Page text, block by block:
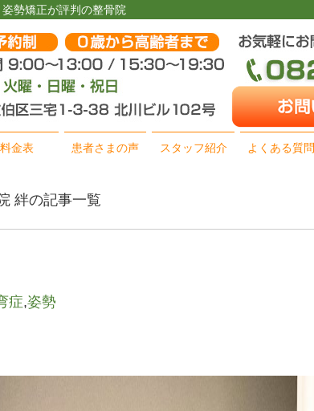
勢矯正が評判の整骨院
料金表 患者さまの声 スタッフ紹介 よくある質問
絆の記事一覧
症,姿勢